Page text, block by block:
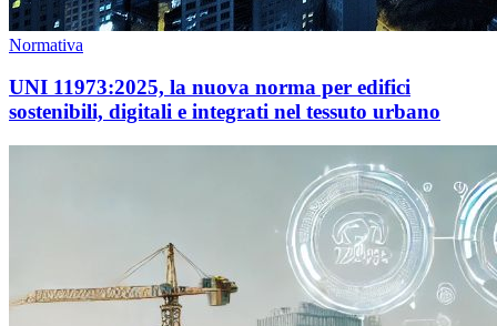
Normativa
UNI 11973:2025, la nuova norma per edifici
sostenibili, digitali e integrati nel tessuto urbano